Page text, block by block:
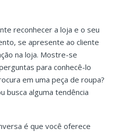
reconhecer a loja e o seu
se apresente ao cliente
na loja. Mostre-se
para conhecê-lo
em uma peça de roupa?
busca alguma tendência
é que você oferece